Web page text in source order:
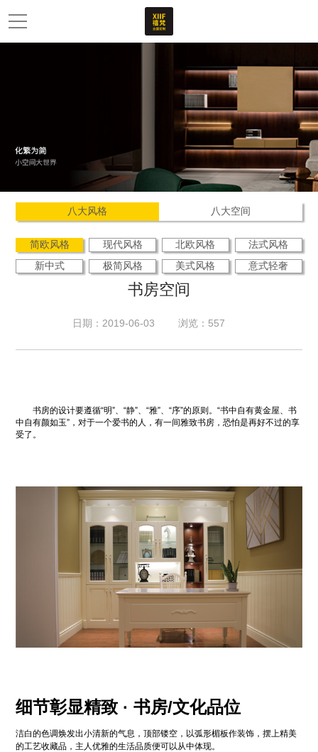
八大风格 八大空间
简欧风格 现代风格 北欧风格
法式风格
新中式
极简风格 美式风格 意式轻奢
书房空间
日期：2019-06-03 浏览：557
书房的设计要遵循“明”、“静”、“雅”、“序”的原则。“书中自有黄金屋、书
中自有颜如玉”，对于一个爱书的人，有一间雅致书房，恐怕是再好不过的享
受了。
细节彰显精致 · 书房/文化品位
洁白的色调焕发出小清新的气息，顶部镂空，以弧形楣板作装饰，摆上精美
的工艺收藏品，主人优雅的生活品质便可以从中体现。